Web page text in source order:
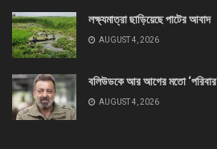
লক্ষ্যমাত্রা ছাড়িয়েছে পাটের আবাদ
AUGUST 4, 2026
বলিউডকে আর আগের মতো
AUGUST 4, 2026